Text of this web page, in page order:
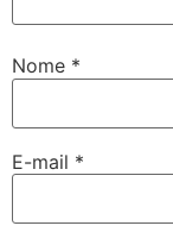
Nome *
E-mail *